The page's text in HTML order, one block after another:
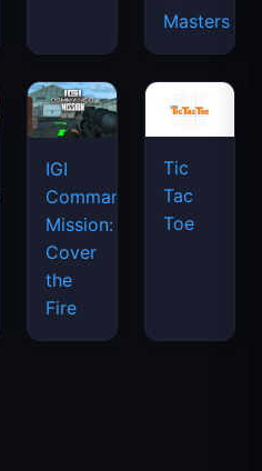
Masters
IGI
Commando
Mission:
Cover
the
Fire
Tic
Tac
Toe